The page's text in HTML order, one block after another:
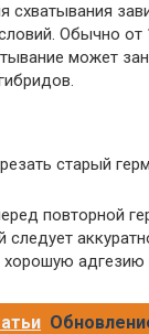
схватывания
Обычно от
может
старый
повторной
следует
хорошую адгезию